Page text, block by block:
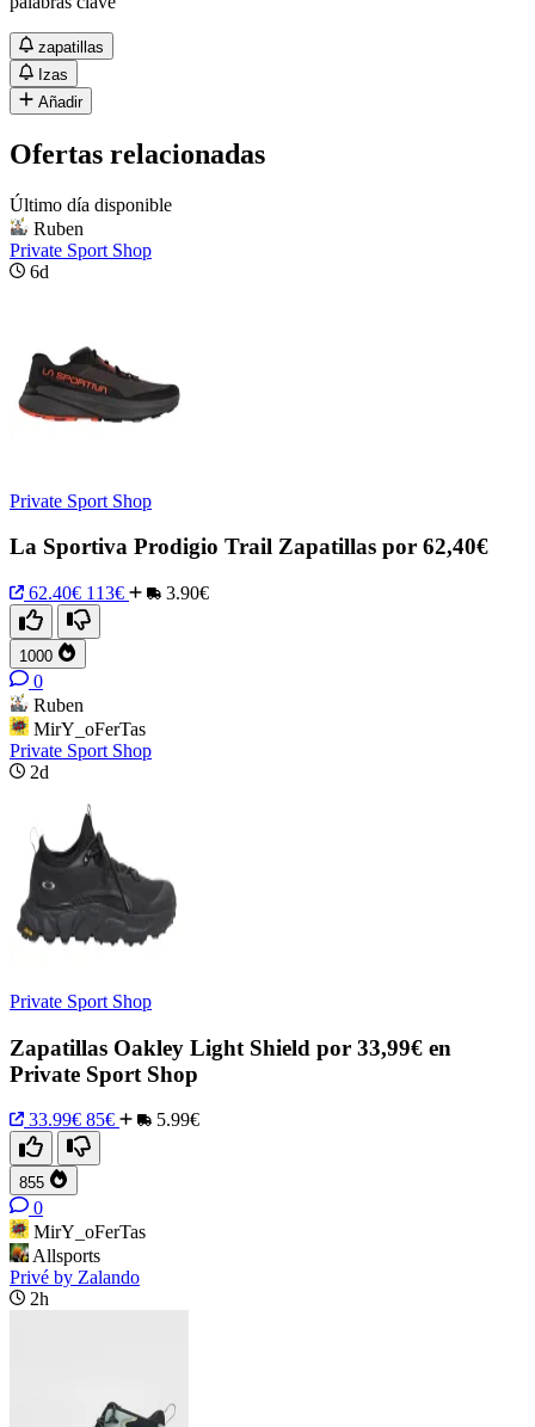
zapatillas
Izas
Añadir
Ofertas relacionadas
Último día disponible
Ruben
Private Sport Shop
6d
Private Sport Shop
La Sportiva Prodigio Trail Zapatillas por 62,40€
62.40€ 113€ 3.90€
1000
0
Ruben
MirY_oFerTas
Private Sport Shop
2d
Private Sport Shop
Zapatillas Oakley Light Shield por 33,99€ en
Private Sport Shop
33.99€ 85€ 5.99€
855
0
MirY_oFerTas
Allsports
Privé by Zalando
2h